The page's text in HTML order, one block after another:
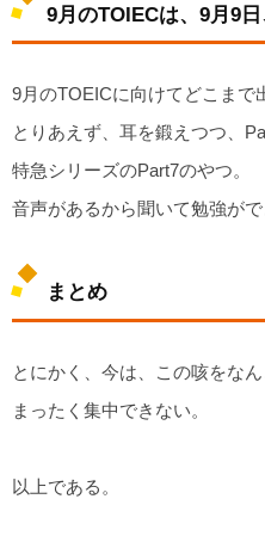
9月のTOIECは、9月9
9月のTOEICに向けてどこまで
とりあえず、耳を鍛えつつ、
特急シリーズのPart7のやつ。
音声があるから聞いて勉強がで
まとめ
とにかく、今は、この咳をな
まったく集中できない。
以上である。